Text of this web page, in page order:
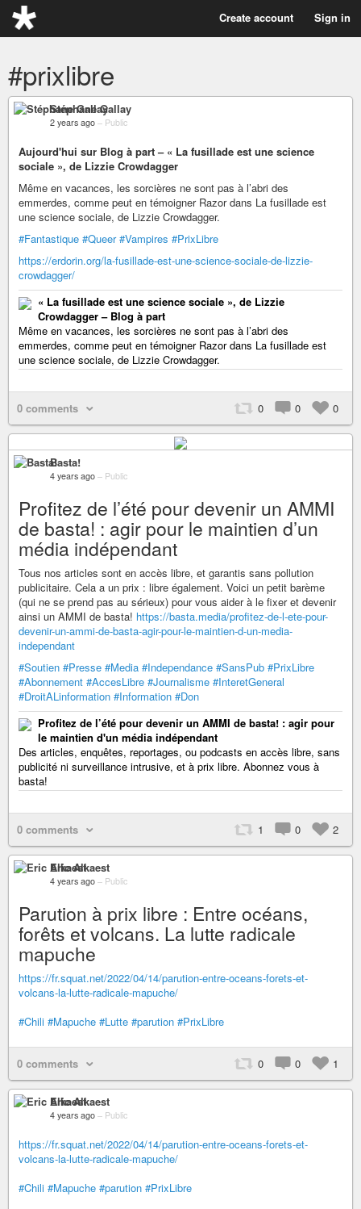
Create account Sign in
#prixlibre
Stéphane Gallay
2 years ago – Public
Aujourd'hui sur Blog à part – « La fusillade est une science
sociale », de Lizzie Crowdagger
Même en vacances, les sorcières ne sont pas à l’abri des
emmerdes, comme peut en témoigner Razor dans La fusillade est
une science sociale, de Lizzie Crowdagger.
#Fantastique #Queer #Vampires #PrixLibre
https://erdorin.org/la-fusillade-est-une-science-sociale-de-lizzie-
crowdagger/
« La fusillade est une science sociale », de Lizzie
Crowdagger – Blog à part
Même en vacances, les sorcières ne sont pas à l’abri des
emmerdes, comme peut en témoigner Razor dans La fusillade est
une science sociale, de Lizzie Crowdagger.
0 comments 0 0 0
Basta!
4 years ago – Public
Profitez de l’été pour devenir un AMMI
de basta! : agir pour le maintien d’un
média indépendant
Tous nos articles sont en accès libre, et garantis sans pollution
publicitaire. Cela a un prix : libre également. Voici un petit barème
(qui ne se prend pas au sérieux) pour vous aider à le fixer et devenir
ainsi un AMMI de basta! https://basta.media/profitez-de-l-ete-pour-
devenir-un-ammi-de-basta-agir-pour-le-maintien-d-un-media-
independant
#Soutien #Presse #Media #Independance #SansPub #PrixLibre
#Abonnement #AccesLibre #Journalisme #InteretGeneral
#DroitALinformation #Information #Don
Profitez de l’été pour devenir un AMMI de basta! : agir pour
le maintien d'un média indépendant
Des articles, enquêtes, reportages, ou podcasts en accès libre, sans
publicité ni surveillance intrusive, et à prix libre. Abonnez vous à
basta!
0 comments 1 0 2
Eric Alkaest
4 years ago – Public
Parution à prix libre : Entre océans,
forêts et volcans. La lutte radicale
mapuche
https://fr.squat.net/2022/04/14/parution-entre-oceans-forets-et-
volcans-la-lutte-radicale-mapuche/
#Chili #Mapuche #Lutte #parution #PrixLibre
0 comments 0 0 1
Eric Alkaest
4 years ago – Public
https://fr.squat.net/2022/04/14/parution-entre-oceans-forets-et-
volcans-la-lutte-radicale-mapuche/
#Chili #Mapuche #parution #PrixLibre